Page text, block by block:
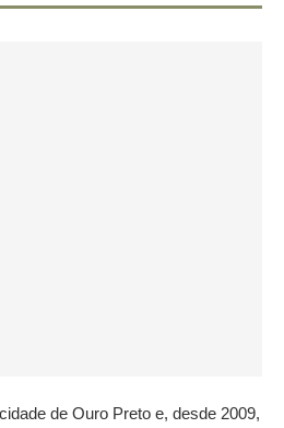
de Ouro Preto e, desde 2009,